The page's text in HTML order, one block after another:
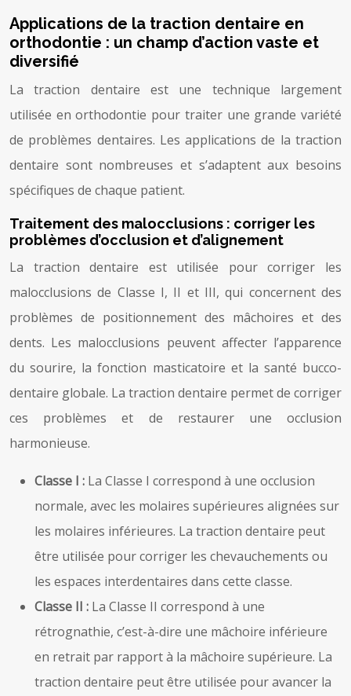
Applications de la traction dentaire en
orthodontie : un champ d’action vaste et
diversifié
La traction dentaire est une technique largement
utilisée en orthodontie pour traiter une grande variété
de problèmes dentaires. Les applications de la traction
dentaire sont nombreuses et s’adaptent aux besoins
spécifiques de chaque patient.
Traitement des malocclusions : corriger les
problèmes d’occlusion et d’alignement
La traction dentaire est utilisée pour corriger les
malocclusions de Classe I, II et III, qui concernent des
problèmes de positionnement des mâchoires et des
dents. Les malocclusions peuvent affecter l’apparence
du sourire, la fonction masticatoire et la santé bucco-
dentaire globale. La traction dentaire permet de corriger
ces problèmes et de restaurer une occlusion
harmonieuse.
Classe I : La Classe I correspond à une occlusion
normale, avec les molaires supérieures alignées sur
les molaires inférieures. La traction dentaire peut
être utilisée pour corriger les chevauchements ou
les espaces interdentaires dans cette classe.
Classe II : La Classe II correspond à une
rétrognathie, c’est-à-dire une mâchoire inférieure
en retrait par rapport à la mâchoire supérieure. La
traction dentaire peut être utilisée pour avancer la